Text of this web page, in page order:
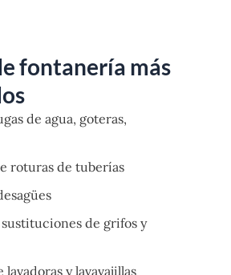
fontanería más
de agua, goteras,
roturas de tuberías
de grifos y
lavadoras y lavavajillas